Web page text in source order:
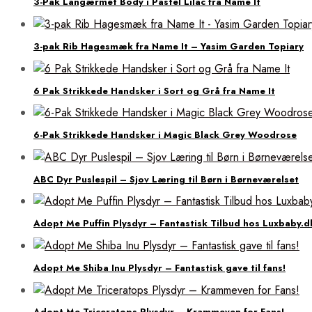
3-pak Rib Hagesmæk fra Name It – Yasim Garden Topiary
6 Pak Strikkede Handsker i Sort og Grå fra Name It
6-Pak Strikkede Handsker i Magic Black Grey Woodrose
ABC Dyr Puslespil – Sjov Læring til Børn i Børneværelset
Adopt Me Puffin Plysdyr – Fantastisk Tilbud hos
Adopt Me Shiba Inu Plysdyr – Fantastisk gave til fans!